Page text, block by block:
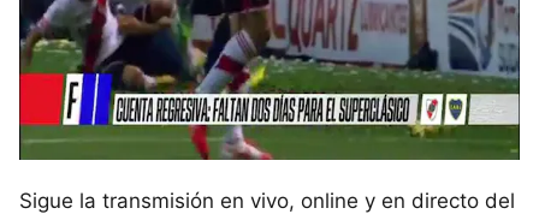
Sigue la transmisión en vivo, online y en directo del